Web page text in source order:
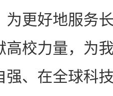
为更好地服务
高校力量，为
强、在全球科